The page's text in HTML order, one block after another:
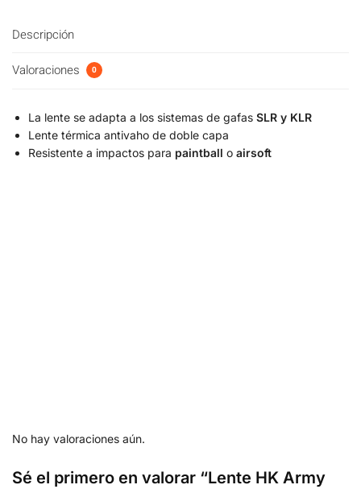
Descripción
Valoraciones 0
La lente se adapta a los sistemas de gafas SLR y KLR
Lente térmica antivaho de doble capa
Resistente a impactos para paintball o airsoft
No hay valoraciones aún.
Sé el primero en valorar “Lente HK Army